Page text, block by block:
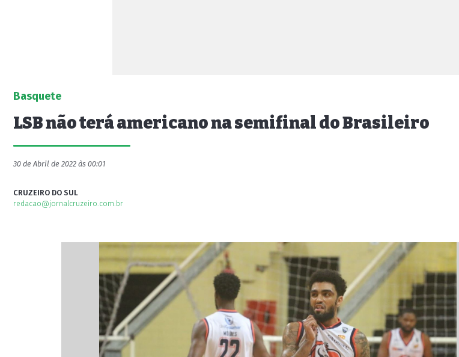
Basquete
LSB não terá americano na semifinal do Brasileiro
30 de Abril de 2022 às 00:01
CRUZEIRO DO SUL
redacao@jornalcruzeiro.com.br